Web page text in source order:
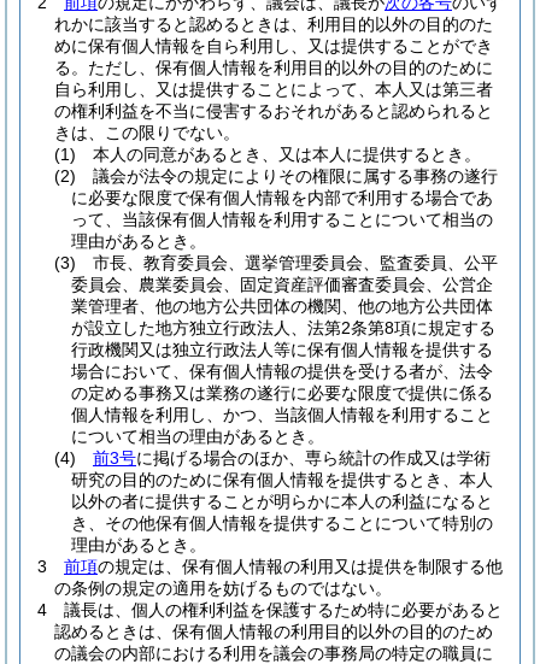
れかに該当すると認めるときは、利用目的以外の目的のた
めに保有個人情報を自ら利用し、又は提供することができ
る。 ただし、保有個人情報を利用目的以外の目的のために
自ら利用し、又は提供することによって、本人又は第三者
の権利利益を不当に侵害するおそれがあると認められると
きは、この限りでない。
(1)
本人の同意があるとき、又は本人に提供するとき。
(2)
議会が法令の規定によりその権限に属する事務の遂行
に必要な限度で保有個人情報を内部で利用する場合であ
って、当該保有個人情報を利用することについて相当の
理由があるとき。
(3)
市長、教育委員会、選挙管理委員会、監査委員、公平
委員会、農業委員会、固定資産評価審査委員会、公営企
業管理者、他の地方公共団体の機関、他の地方公共団体
が設立した地方独立行政法人、法第2条第8項に規定する
行政機関又は独立行政法人等に保有個人情報を提供する
場合において、保有個人情報の提供を受ける者が、法令
の定める事務又は業務の遂行に必要な限度で提供に係る
個人情報を利用し、かつ、当該個人情報を利用すること
について相当の理由があるとき。
(4)
前3号に掲げる場合のほか、専ら統計の作成又は学術
研究の目的のために保有個人情報を提供するとき、本人
以外の者に提供することが明らかに本人の利益になると
き、その他保有個人情報を提供することについて特別の
理由があるとき。
3
前項の規定は、保有個人情報の利用又は提供を制限する他
の条例の規定の適用を妨げるものではない。
4
議長は、個人の権利利益を保護するため特に必要があると
認めるときは、保有個人情報の利用目的以外の目的のため
の議会の内部における利用を議会の事務局の特定の職員に